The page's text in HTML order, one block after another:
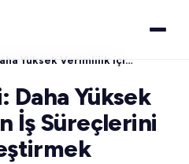
ERP Sistemi: Daha Yüksek Verimlilik için İş Süreçlerini Sadeleştirmek
Daha Yüksek
İş Süreçlerini